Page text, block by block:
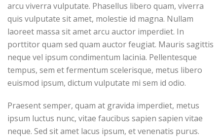
arcu viverra vulputate. Phasellus libero quam, viverra
quis vulputate sit amet, molestie id magna. Nullam
laoreet massa sit amet arcu auctor imperdiet. In
porttitor quam sed quam auctor feugiat. Mauris sagittis
neque vel ipsum condimentum lacinia. Pellentesque
tempus, sem et fermentum scelerisque, metus libero
euismod ipsum, dictum vulputate mi sem id odio.
Praesent semper, quam at gravida imperdiet, metus
ipsum luctus nunc, vitae faucibus sapien sapien vitae
neque. Sed sit amet lacus ipsum, et venenatis purus.